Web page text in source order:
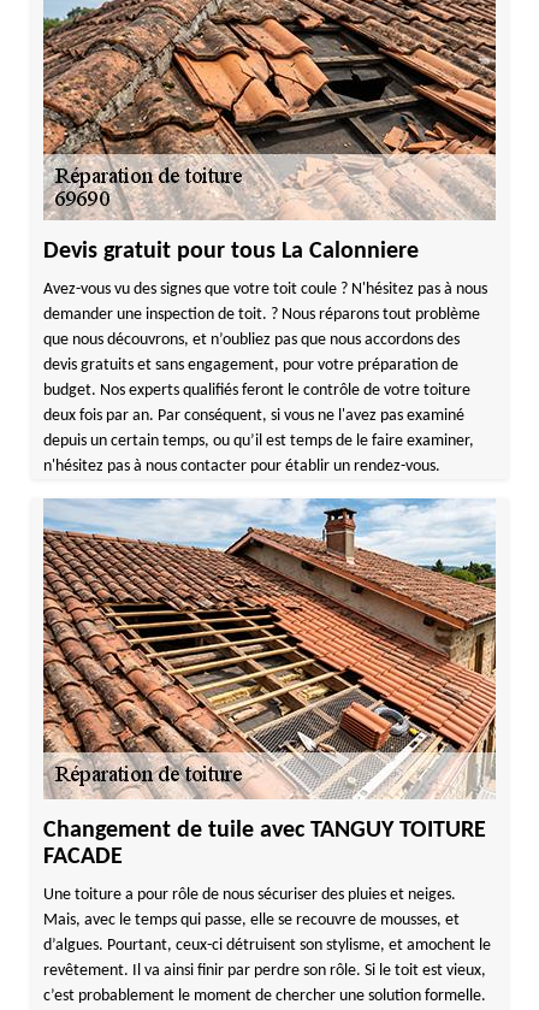
Devis gratuit pour tous La Calonniere
Avez-vous vu des signes que votre toit coule ? N'hésitez pas à nous
demander une inspection de toit. ? Nous réparons tout problème
que nous découvrons, et n’oubliez pas que nous accordons des
devis gratuits et sans engagement, pour votre préparation de
budget. Nos experts qualifiés feront le contrôle de votre toiture
deux fois par an. Par conséquent, si vous ne l'avez pas examiné
depuis un certain temps, ou qu’il est temps de le faire examiner,
n'hésitez pas à nous contacter pour établir un rendez-vous.
Changement de tuile avec TANGUY TOITURE
FACADE
Une toiture a pour rôle de nous sécuriser des pluies et neiges.
Mais, avec le temps qui passe, elle se recouvre de mousses, et
d’algues. Pourtant, ceux-ci détruisent son stylisme, et amochent le
revêtement. Il va ainsi finir par perdre son rôle. Si le toit est vieux,
c’est probablement le moment de chercher une solution formelle.